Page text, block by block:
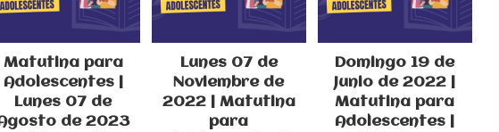
Matutina para
Adolescentes |
Lunes 07 de
de 2023
Lunes 07 de
Noviembre de
2022 | Matutina
para
Domingo 19 de
Junio de 2022 |
Matutina para
Adolescentes |